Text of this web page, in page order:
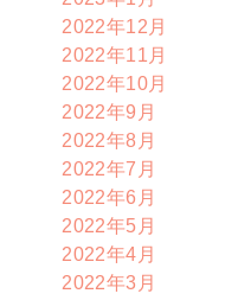
2022年12月
2022年11月
2022年10月
2022年9月
2022年8月
2022年7月
2022年6月
2022年5月
2022年4月
2022年3月